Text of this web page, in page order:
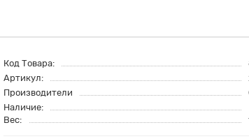
Код Товара:
Артикул:
Производители
Наличие:
Вес: